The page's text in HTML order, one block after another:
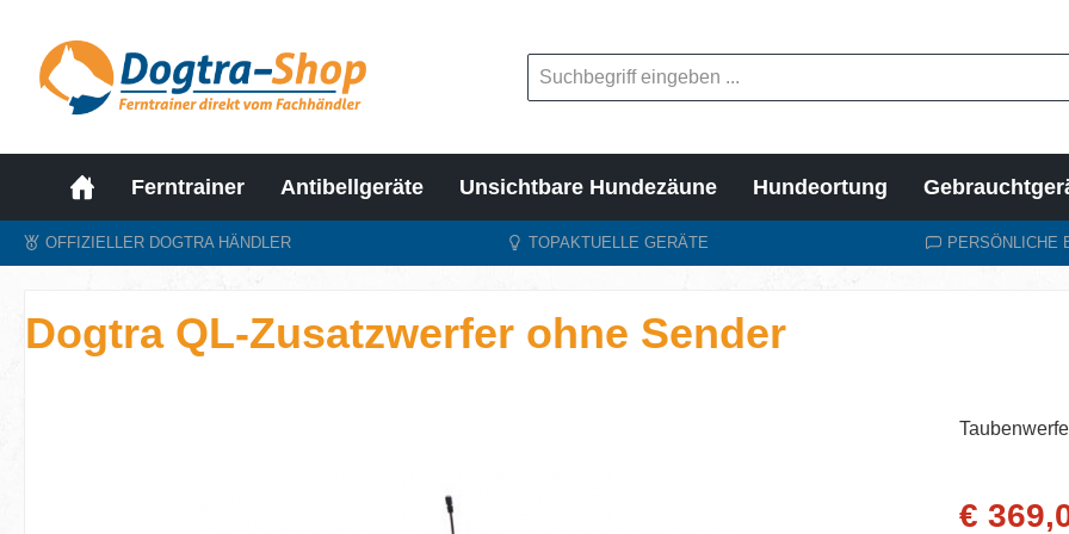
Ferntrainer Antibellgeräte Unsichtbare Hundezäune Hundeortung
OFFIZIELLER DOGTRA HÄNDLER TOPAKTUELLE GERÄTE PERSÖNLICHE
Dogtra QL-Zusatzwerfer ohne Sender
€